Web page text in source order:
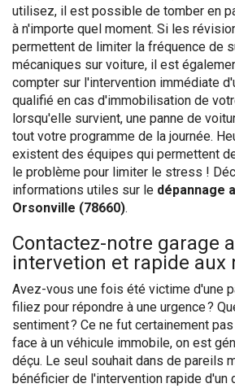
utilisez, il est possible de tomber en
à n'importe quel moment. Si les
permettent de limiter la fréquence de
mécaniques sur voiture, il est
compter sur l'intervention immédiate
qualifié en cas d'immobilisation de
lorsqu'elle survient, une panne de
tout votre programme de la journée.
existent des équipes qui permettent
le problème pour limiter le stress !
informations utiles sur le dépannage
Orsonville (78660).
Contactez-notre garage
intervetion et rapide aux
Avez-vous une fois été victime d'une
filiez pour répondre à une urgence ?
sentiment ? Ce ne fut certainement
face à un véhicule immobile, on est
déçu. Le seul souhait dans de pareils
bénéficier de l'intervention rapide d'un